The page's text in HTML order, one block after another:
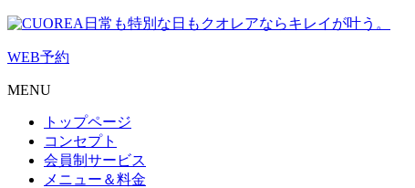
日常も特別な日もクオレアならキレイが叶う。
WEB予約
MENU
トップページ
コンセプト
会員制サービス
メニュー＆料金